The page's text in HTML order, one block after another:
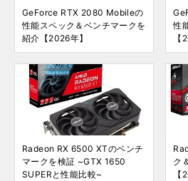
GeForce RTX 2080 Mobileの
性能スペック＆ベンチマークを
紹介【2026年】
性
【
Radeon RX 6500 XTのベンチ
マークを検証 ~GTX 1650
SUPERと性能比較~
ク
【